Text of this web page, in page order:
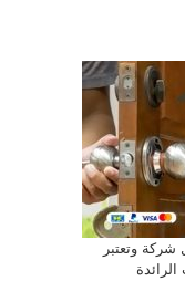
وتعتبر